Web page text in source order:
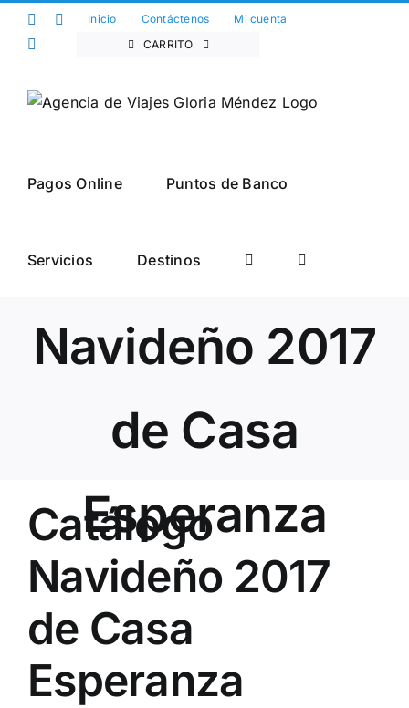
Saltar Facebook
Twitter
Inicio Contáctenos
Mi cuenta
CARRITO
Pagos Online Puntos de Banco
Servicios Destinos
Catálogo
Navideño 2017
de Casa
Esperanza
Catálogo
Navideño 2017
de Casa
Esperanza